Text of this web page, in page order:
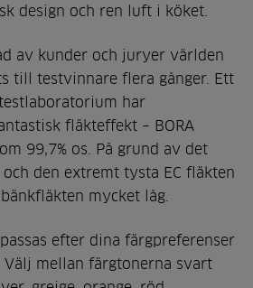
design och ren luft i köket.
av kunder och juryer världen
till testvinnare flera gånger. Ett
har
fläkteffekt – BORA
99,7% os. På grund av det
den extremt tysta EC fläkten
mycket låg.
efter dina färgpreferenser
Välj mellan färgtonerna svart